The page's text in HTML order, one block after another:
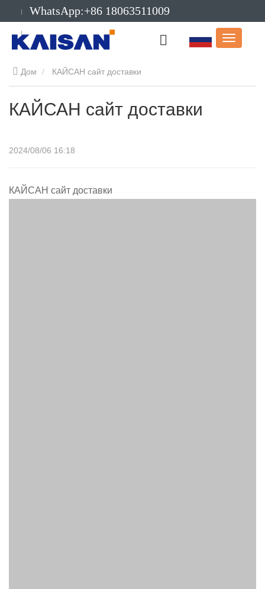
WhatsApp:+86 18063511009
Электронная
почта:info@kaisanmachinery.com
Дом КАЙСАН сайт доставки
КАЙСАН сайт доставки
2024/08/06 16:18
КАЙСАН сайт доставки